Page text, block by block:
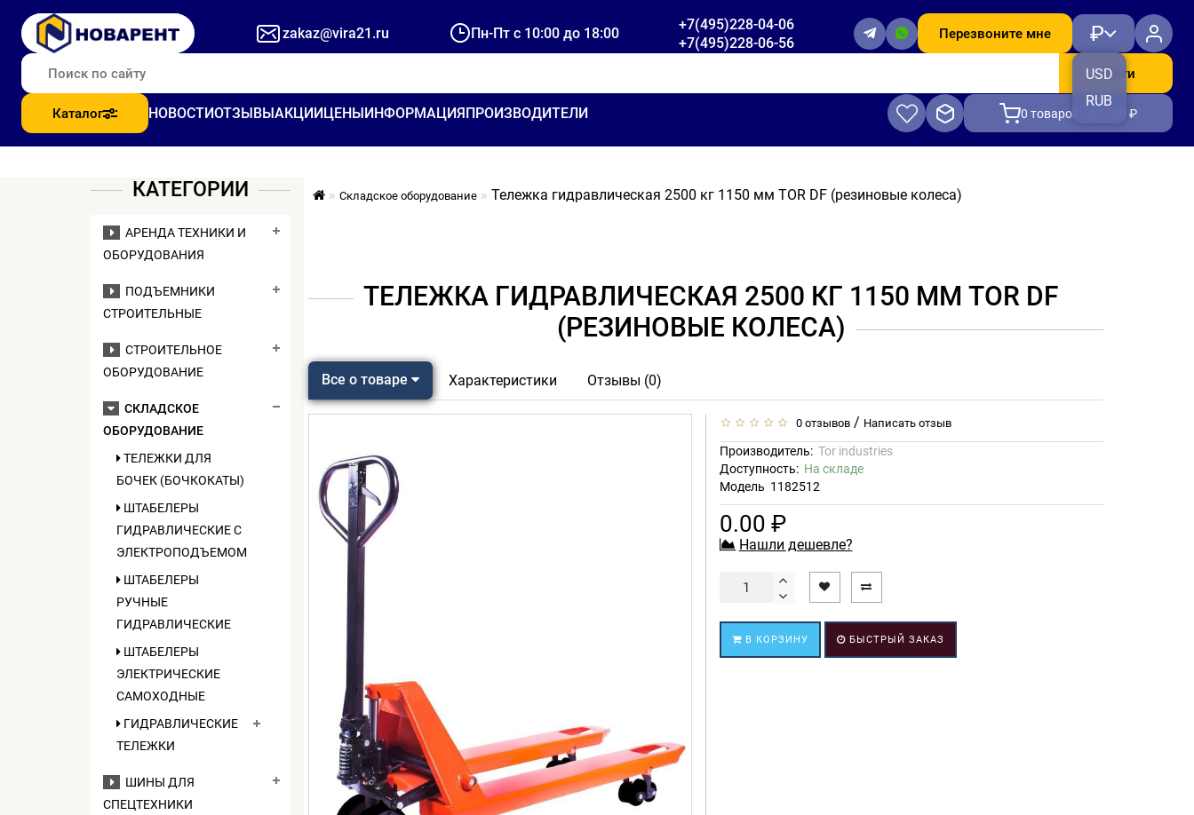
zakaz@vira21.ru Пн-Пт с 10:00 до 18:00
+7(495)228-04-06
+7(495)228-06-56
Перезвоните мне ₽
USD
RUB
Найти
Каталог НОВОСТИОТЗЫВЫАКЦИИЦЕНЫИНФОРМАЦИЯПРОИЗВОДИТЕЛИ 0 товаров, на 0.00 ₽
КАТЕГОРИИ
АРЕНДА ТЕХНИКИ И
ОБОРУДОВАНИЯ
ПОДЪЕМНИКИ
СТРОИТЕЛЬНЫЕ
СТРОИТЕЛЬНОЕ
ОБОРУДОВАНИЕ
СКЛАДСКОЕ
ОБОРУДОВАНИЕ
ТЕЛЕЖКИ ДЛЯ
БОЧЕК (БОЧКОКАТЫ)
ШТАБЕЛЕРЫ
ГИДРАВЛИЧЕСКИЕ C
ЭЛЕКТРОПОДЪЕМОМ
ШТАБЕЛЕРЫ
РУЧНЫЕ
ГИДРАВЛИЧЕСКИЕ
ШТАБЕЛЕРЫ
ЭЛЕКТРИЧЕСКИЕ
САМОХОДНЫЕ
ГИДРАВЛИЧЕСКИЕ
ТЕЛЕЖКИ
ШИНЫ ДЛЯ
СПЕЦТЕХНИКИ
Складское оборудование Тележка гидравлическая 2500 кг 1150 мм TOR DF (резиновые колеса)
ТЕЛЕЖКА ГИДРАВЛИЧЕСКАЯ 2500 КГ 1150 ММ TOR DF
(РЕЗИНОВЫЕ КОЛЕСА)
Все о товаре Характеристики Отзывы (0)
0 отзывов / Написать отзыв
Производитель: Tor industries
Доступность: На складе
Модель 1182512
0.00 ₽
Нашли дешевле?
В КОРЗИНУ БЫСТРЫЙ ЗАКАЗ